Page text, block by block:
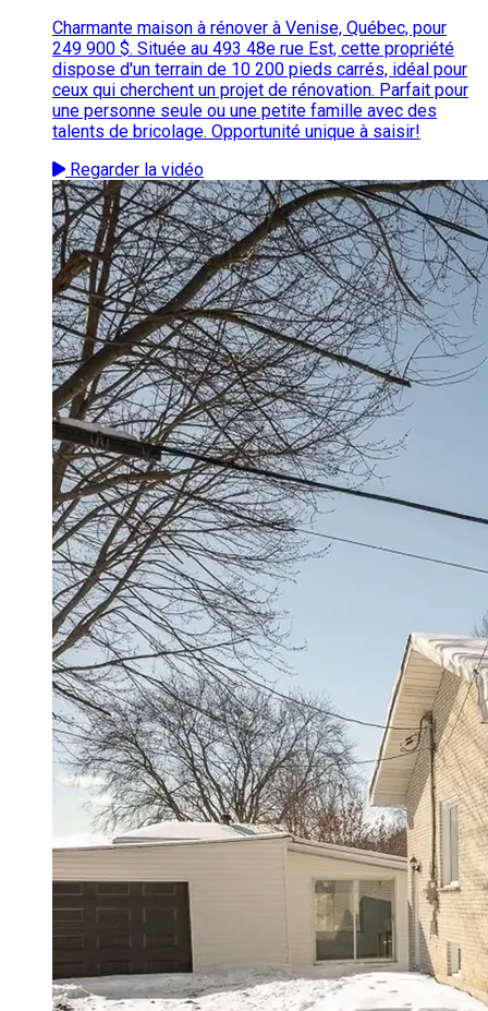
Charmante maison à rénover à Venise, Québec, pour
249 900 $. Située au 493 48e rue Est, cette propriété
dispose d'un terrain de 10 200 pieds carrés, idéal pour
ceux qui cherchent un projet de rénovation. Parfait pour
une personne seule ou une petite famille avec des
talents de bricolage. Opportunité unique à saisir!
Regarder la vidéo